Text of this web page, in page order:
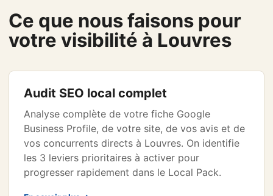
Ce que nous faisons pour
votre visibilité à Louvres
Audit SEO local complet
Analyse complète de votre fiche Google
Business Profile, de votre site, de vos avis et de
vos concurrents directs à Louvres. On identifie
les 3 leviers prioritaires à activer pour
progresser rapidement dans le Local Pack.